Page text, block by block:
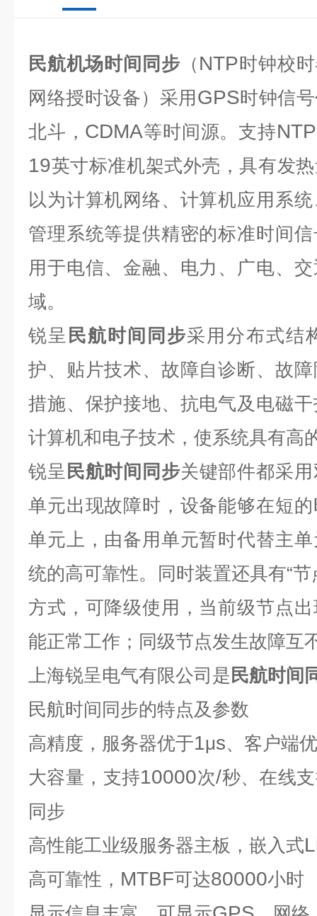
民航机场时间同步 （ NTP时钟校
网络授时设备）采用 GPS时钟信
北斗， CDMA等时间源。支持NTP
19英寸标准机架式外壳，具有发
以为计算机网络、计算机应用系
管理系统等提供精密的标准时间
用于电信、金融、电力、广电、
域。
锐呈 民航时间同步采用分布式结
护、贴片技术、故障自诊断、故
措施、保护接地、抗电气及电磁
计算机和电子技术，使系统具有高
锐呈民航时间同步关键部件都采
单元出现故障时，设备能够在短
单元上，由备用单元暂时代替主
统的高可靠性。同时装置还具有“
方式，可降级使用，当前级节点
能正常工作；同级节点发生故障互
上海锐呈电气有限公司是民航时间
民航时间同步的特点及参数
高精度，服务器优于1μs、客户端
大容量，支持10000次/秒、在线
同步
高性能工业级服务器主板，嵌入式
高可靠性， MTBF可达80000小时